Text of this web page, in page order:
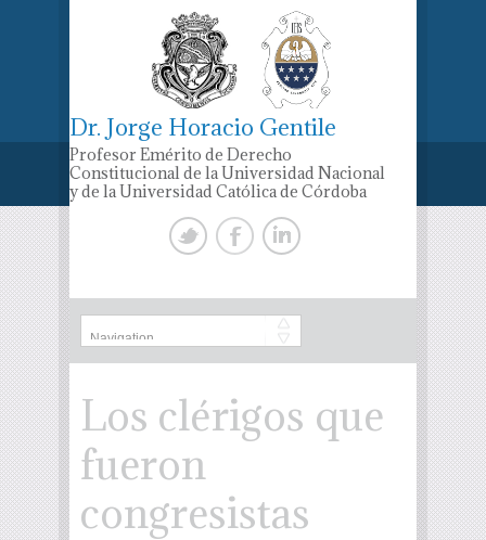
Dr. Jorge Horacio Gentile
Profesor Emérito de Derecho
Constitucional de la Universidad Nacional
y de la Universidad Católica de Córdoba
Los clérigos que
fueron
congresistas